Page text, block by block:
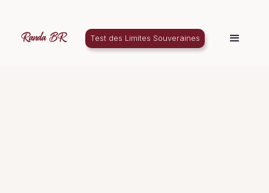
Test des Limites Souveraines